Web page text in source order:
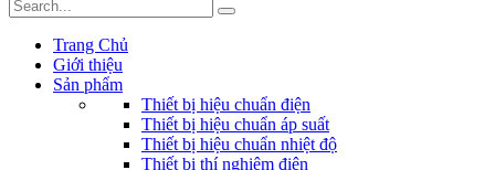
Trang Chủ
Giới thiệu
Sản phẩm
Thiết bị hiệu chuẩn điện
Thiết bị hiệu chuẩn áp suất
Thiết bị hiệu chuẩn nhiệt độ
Thiết bị thí nghiệm điện